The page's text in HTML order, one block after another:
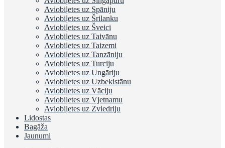
Aviobiļetes uz Spāniju
Aviobiļetes uz Šrilanku
Aviobiļetes uz Šveici
Aviobiļetes uz Taivānu
Aviobiļetes uz Taizemi
Aviobiļetes uz Tanzāniju
Aviobiļetes uz Turciju
Aviobiļetes uz Ungāriju
Aviobiļetes uz Uzbekistānu
Aviobiļetes uz Vāciju
Aviobiļetes uz Vjetnamu
Aviobiļetes uz Zviedriju
Lidostas
Bagāža
Jaunumi